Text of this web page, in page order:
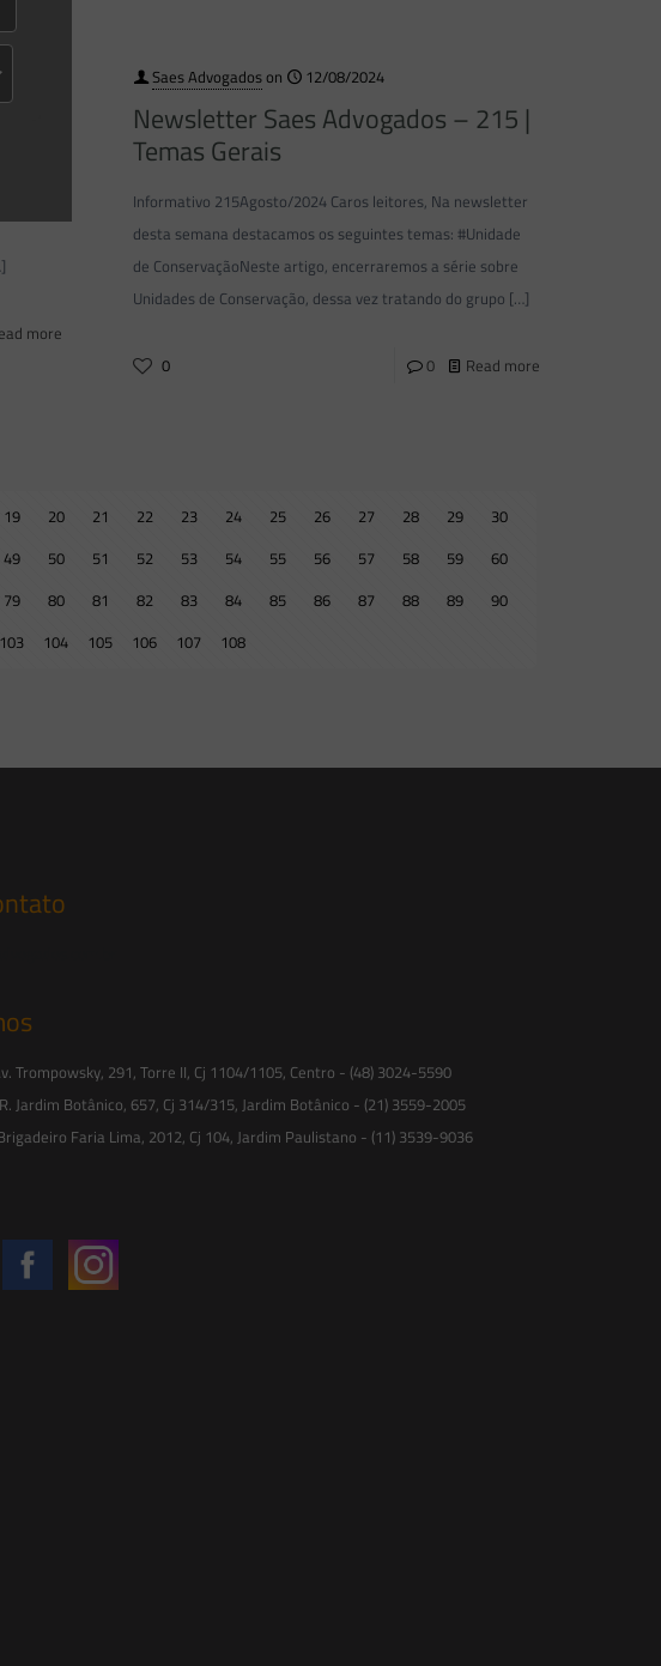
more
Saes Advogadoson 12/08/2024
Newsletter Saes Advogados – 215 |
Temas Gerais
Informativo 215Agosto/2024 Caros leitores, Na newsletter
desta semana destacamos os seguintes temas: #Unidade
de ConservaçãoNeste artigo, encerraremos a série sobre
Unidades de Conservação, dessa vez tratando do grupo […]
0 0 Read more
19 20 21 22 23 24 25 26 27 28 29
30
49 50 51 52 53 54 55 56 57 58 59
60
79 80 81 82 83 84 85 86 87 88 89
90
103 104 105 106 107 108
Trompowsky, 291, Torre II, Cj 1104/1105, Centro - (48) 3024-5590
R. Jardim Botânico, 657, Cj 314/315, Jardim Botânico - (21) 3559-2005
Faria Lima, 2012, Cj 104, Jardim Paulistano - (11) 3539-9036